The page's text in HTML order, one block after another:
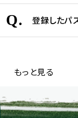
Q. 登録したパ
もっと見る